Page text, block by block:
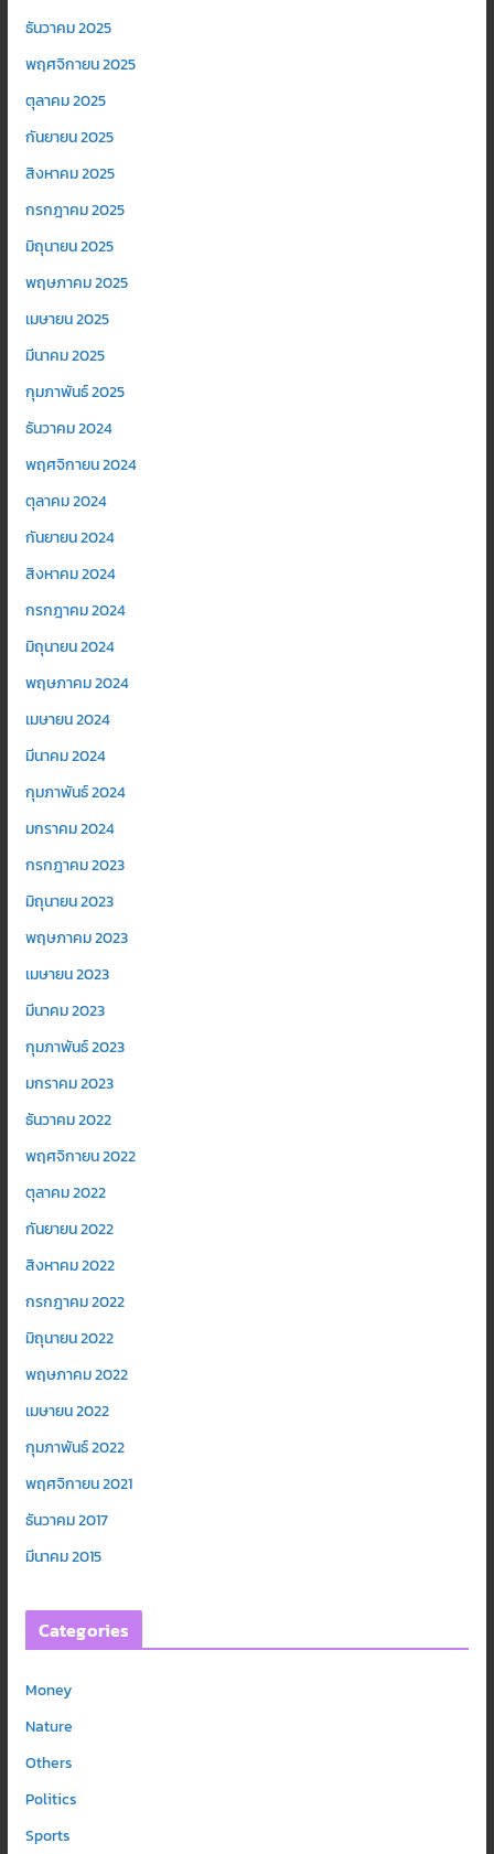
ธันวาคม 2025
พฤศจิกายน 2025
ตุลาคม 2025
กันยายน 2025
สิงหาคม 2025
กรกฎาคม 2025
มิถุนายน 2025
พฤษภาคม 2025
เมษายน 2025
มีนาคม 2025
กุมภาพันธ์ 2025
ธันวาคม 2024
พฤศจิกายน 2024
ตุลาคม 2024
กันยายน 2024
สิงหาคม 2024
กรกฎาคม 2024
มิถุนายน 2024
พฤษภาคม 2024
เมษายน 2024
มีนาคม 2024
กุมภาพันธ์ 2024
มกราคม 2024
กรกฎาคม 2023
มิถุนายน 2023
พฤษภาคม 2023
เมษายน 2023
มีนาคม 2023
กุมภาพันธ์ 2023
มกราคม 2023
ธันวาคม 2022
พฤศจิกายน 2022
ตุลาคม 2022
กันยายน 2022
สิงหาคม 2022
กรกฎาคม 2022
มิถุนายน 2022
พฤษภาคม 2022
เมษายน 2022
กุมภาพันธ์ 2022
พฤศจิกายน 2021
ธันวาคม 2017
มีนาคม 2015
Categories
Money
Nature
Others
Politics
Sports